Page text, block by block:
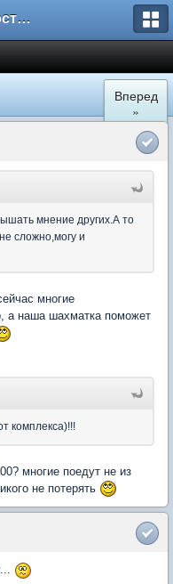
Форум Новостройки
Вперед
»
мнение других.А то
сложно,могу и
многие
а наша шахматка поможет
комплекса)!!!
многие поедут не из
не потерять